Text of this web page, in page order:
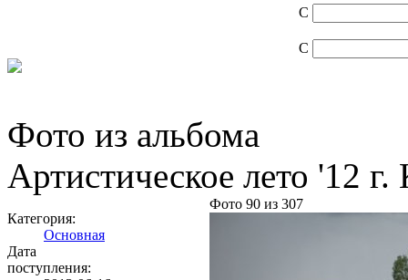
С
С
Фото из альбома
Артистическое лето '12
Категория:
Основная
Дата
поступления:
Фото 90 из 307